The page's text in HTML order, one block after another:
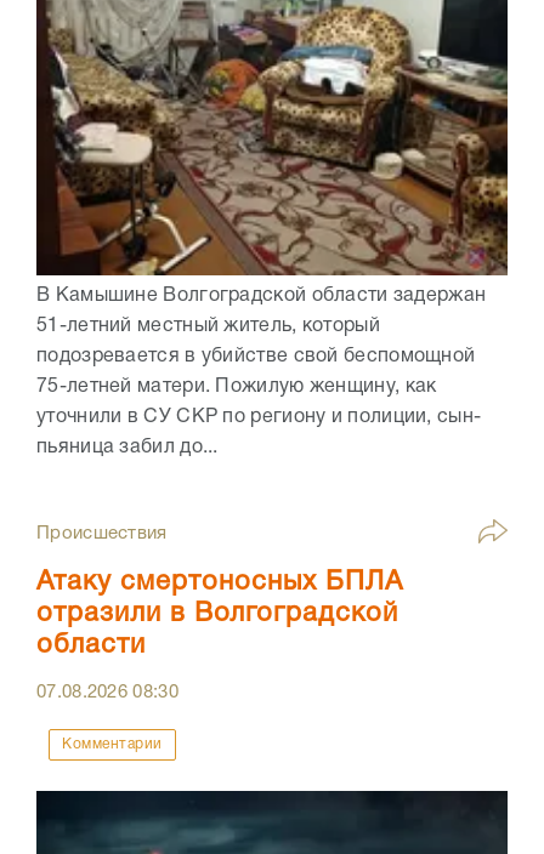
В Камышине Волгоградской области задержан
51-летний местный житель, который
подозревается в убийстве свой беспомощной
75-летней матери. Пожилую женщину, как
уточнили в СУ СКР по региону и полиции, сын-
пьяница забил до...
Происшествия
Атаку смертоносных БПЛА
отразили в Волгоградской
области
07.08.202608:30
Комментарии